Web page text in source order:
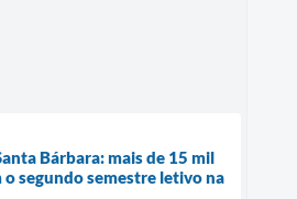
Bárbara: mais de 15 mil
segundo semestre letivo na